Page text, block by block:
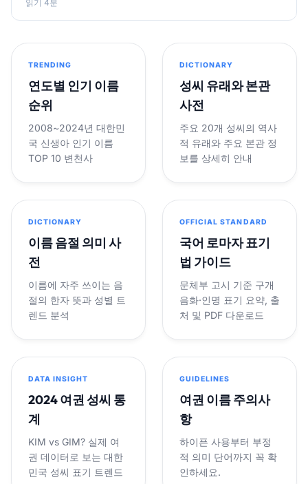
읽기 4분
TRENDING
연도별 인기 이름
순위
2008~2024년 대한민
국 신생아 인기 이름
TOP 10 변천사
DICTIONARY
성씨 유래와 본관
사전
주요 20개 성씨의 역사
적 유래와 주요 본관 정
보를 상세히 안내
DICTIONARY
이름 음절 의미 사
전
이름에 자주 쓰이는 음
절의 한자 뜻과 성별 트
렌드 분석
OFFICIAL STANDARD
국어 로마자 표기
법 가이드
문체부 고시 기준 구개
음화·인명 표기 요약, 출
처 및 PDF 다운로드
DATA INSIGHT
2024 여권 성씨 통
계
KIM vs GIM? 실제 여
권 데이터로 보는 대한
민국 성씨 표기 트렌드
GUIDELINES
여권 이름 주의사
항
하이픈 사용부터 부정
적 의미 단어까지 꼭 확
인하세요.